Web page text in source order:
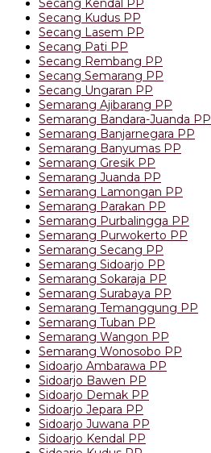
Secang Kendal PP
Secang Kudus PP
Secang Lasem PP
Secang Pati PP
Secang Rembang PP
Secang Semarang PP
Secang Ungaran PP
Semarang Ajibarang PP
Semarang Bandara-Juanda PP
Semarang Banjarnegara PP
Semarang Banyumas PP
Semarang Gresik PP
Semarang Juanda PP
Semarang Lamongan PP
Semarang Parakan PP
Semarang Purbalingga PP
Semarang Purwokerto PP
Semarang Secang PP
Semarang Sidoarjo PP
Semarang Sokaraja PP
Semarang Surabaya PP
Semarang Temanggung PP
Semarang Tuban PP
Semarang Wangon PP
Semarang Wonosobo PP
Sidoarjo Ambarawa PP
Sidoarjo Bawen PP
Sidoarjo Demak PP
Sidoarjo Jepara PP
Sidoarjo Juwana PP
Sidoarjo Kendal PP